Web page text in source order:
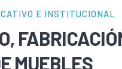
E INSTITUCIONAL
MUEBLES